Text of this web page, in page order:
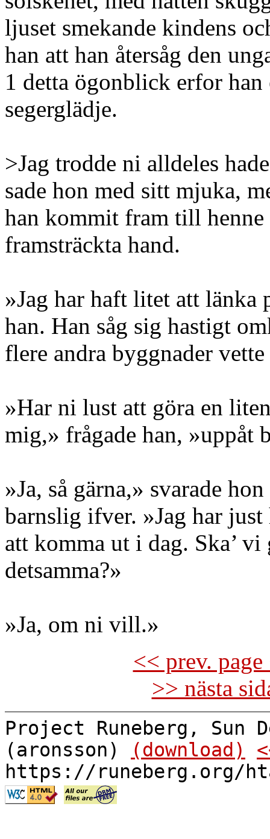
ljuset smekande kindens
han att han återsåg den
1 detta ögonblick erfor han
segerglädje.
>Jag trodde ni alldeles
sade hon med sitt mjuka,
han kommit fram till henne
framsträckta hand.
»Jag har haft litet att länka
han. Han såg sig hastigt
flere andra byggnader
»Har ni lust att göra en
mig,» frågade han, »uppåt
»Ja, så gärna,» svarade
barnslig ifver. »Jag har just
att komma ut i dag. Ska’ vi
detsamma?»
»Ja, om ni vill.»
<< prev.
>> nästa
Project Runeberg, Sun
(aronsson)
(download)
https://runeberg.org/